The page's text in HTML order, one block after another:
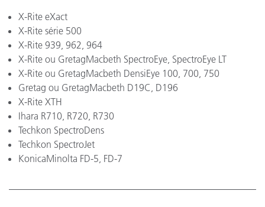
X-Rite eXact
X-Rite série 500
X-Rite 939, 962, 964
X-Rite ou GretagMacbeth SpectroEye, SpectroEye LT
X-Rite ou GretagMacbeth DensiEye 100, 700, 750
Gretag ou GretagMacbeth D19C, D196
X-Rite XTH
Ihara R710, R720, R730
Techkon SpectroDens
Techkon SpectroJet
KonicaMinolta FD-5, FD-7